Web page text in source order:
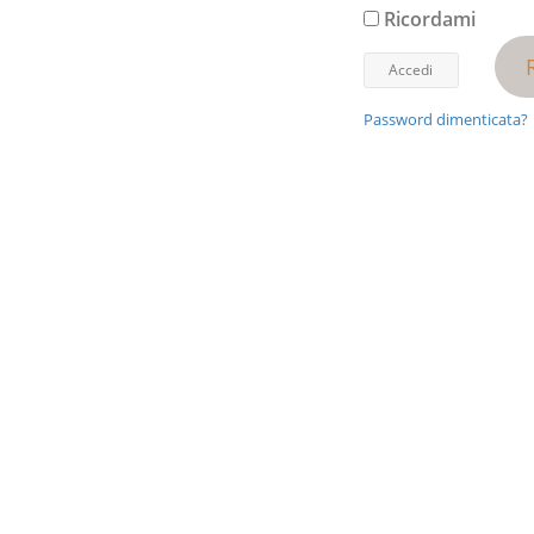
Ricordami
Password dimenticata?